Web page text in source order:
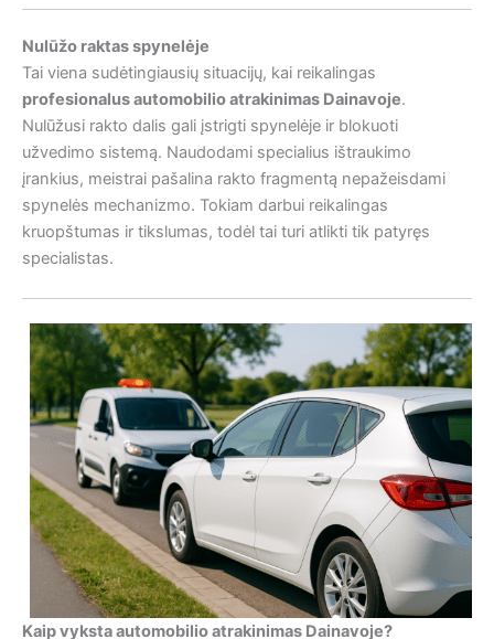
Nulūžo raktas spynelėje
Tai viena sudėtingiausių situacijų, kai reikalingas
profesionalus automobilio atrakinimas Dainavoje.
Nulūžusi rakto dalis gali įstrigti spynelėje ir blokuoti
užvedimo sistemą. Naudodami specialius ištraukimo
įrankius, meistrai pašalina rakto fragmentą nepažeisdami
spynelės mechanizmo. Tokiam darbui reikalingas
kruopštumas ir tikslumas, todėl tai turi atlikti tik patyręs
specialistas.
Kaip vyksta automobilio atrakinimas Dainavoje?